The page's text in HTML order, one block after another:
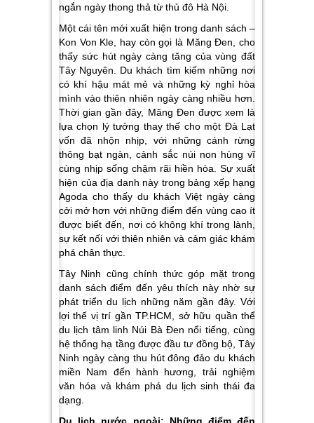
ngắn ngày thong thả từ thủ đô Hà Nội.
Một cái tên mới xuất hiện trong danh sách –
Kon Von Kle , hay còn gọi là Măng Đen , cho
thấy sức hút ngày càng tăng của vùng đất
Tây Nguyên. Du khách tìm kiếm những nơi
có khí hậu mát mẻ và những kỳ nghỉ hòa
mình vào thiên nhiên ngày càng nhiều hơn.
Thời gian gần đây, Măng Đen được xem là
lựa chọn lý tưởng thay thế cho một Đà Lạt
vốn đã nhộn nhịp, với những cánh rừng
thông bạt ngàn, cảnh sắc núi non hùng vĩ
cùng nhịp sống chậm rãi hiền hòa. Sự xuất
hiện của địa danh này trong bảng xếp hạng
Agoda cho thấy du khách Việt ngày càng
cởi mở hơn với những điểm đến vùng cao ít
được biết đến, nơi có không khí trong lành,
sự kết nối với thiên nhiên và cảm giác khám
phá chân thực.
Tây Ninh cũng chính thức góp mặt trong
danh sách điểm đến yêu thích này nhờ sự
phát triển du lịch những năm gần đây. Với
lợi thế vị trí gần TP.HCM, sở hữu quần thể
du lịch tâm linh Núi Bà Đen nổi tiếng, cùng
hệ thống hạ tầng được đầu tư đồng bộ, Tây
Ninh ngày càng thu hút đông đảo du khách
miền Nam đến hành hương, trải nghiệm
văn hóa và khám phá du lịch sinh thái đa
dạng.